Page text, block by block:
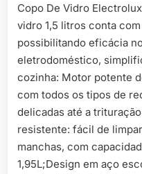
Copo De Vidro
vidro 1,5 litros conta
possibilitando eficácia
eletrodoméstico,
cozinha: Motor potente
com todos os tipos de
delicadas até a
resistente: fácil de
manchas, com
1,95L;Design em aço